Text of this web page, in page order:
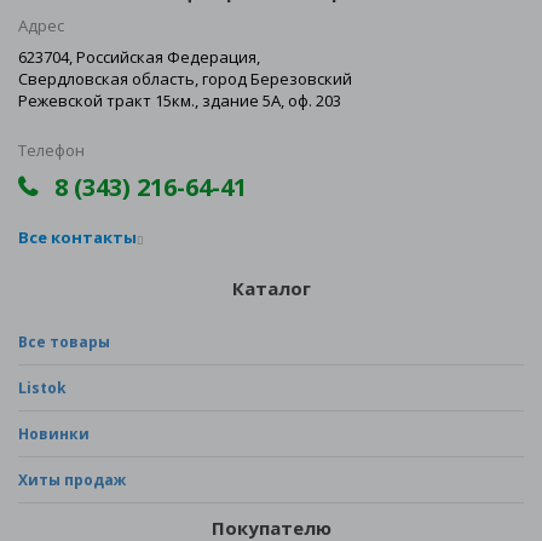
Адрес
623704, Российская Федерация,
Свердловская область, город Березовский
Режевской тракт 15км., здание 5А, оф. 203
Телефон
8 (343) 216-64-41
Все контакты
Каталог
Все товары
Listok
Новинки
Хиты продаж
Покупателю